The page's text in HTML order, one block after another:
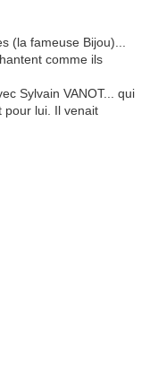
(la fameuse Bijou)...
comme ils
Sylvain VANOT... qui
pour lui. Il venait